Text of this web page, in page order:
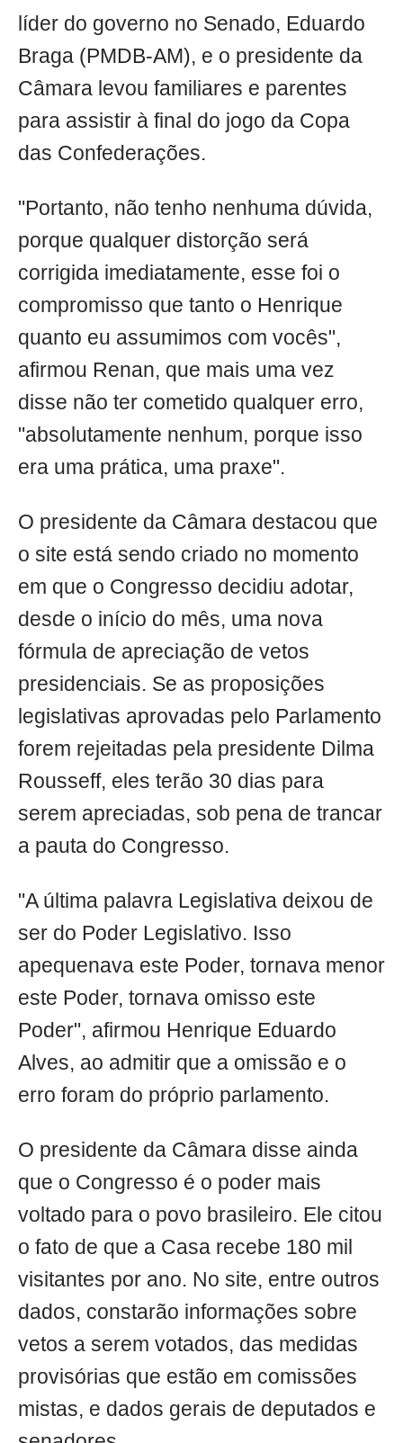
líder do governo no Senado, Eduardo
Braga (PMDB-AM), e o presidente da
Câmara levou familiares e parentes
para assistir à final do jogo da Copa
das Confederações.
"Portanto, não tenho nenhuma dúvida,
porque qualquer distorção será
corrigida imediatamente, esse foi o
compromisso que tanto o Henrique
quanto eu assumimos com vocês",
afirmou Renan, que mais uma vez
disse não ter cometido qualquer erro,
"absolutamente nenhum, porque isso
era uma prática, uma praxe".
O presidente da Câmara destacou que
o site está sendo criado no momento
em que o Congresso decidiu adotar,
desde o início do mês, uma nova
fórmula de apreciação de vetos
presidenciais. Se as proposições
legislativas aprovadas pelo Parlamento
forem rejeitadas pela presidente Dilma
Rousseff, eles terão 30 dias para
serem apreciadas, sob pena de trancar
a pauta do Congresso.
"A última palavra Legislativa deixou de
ser do Poder Legislativo. Isso
apequenava este Poder, tornava menor
este Poder, tornava omisso este
Poder", afirmou Henrique Eduardo
Alves, ao admitir que a omissão e o
erro foram do próprio parlamento.
O presidente da Câmara disse ainda
que o Congresso é o poder mais
voltado para o povo brasileiro. Ele citou
o fato de que a Casa recebe 180 mil
visitantes por ano. No site, entre outros
dados, constarão informações sobre
vetos a serem votados, das medidas
provisórias que estão em comissões
mistas, e dados gerais de deputados e